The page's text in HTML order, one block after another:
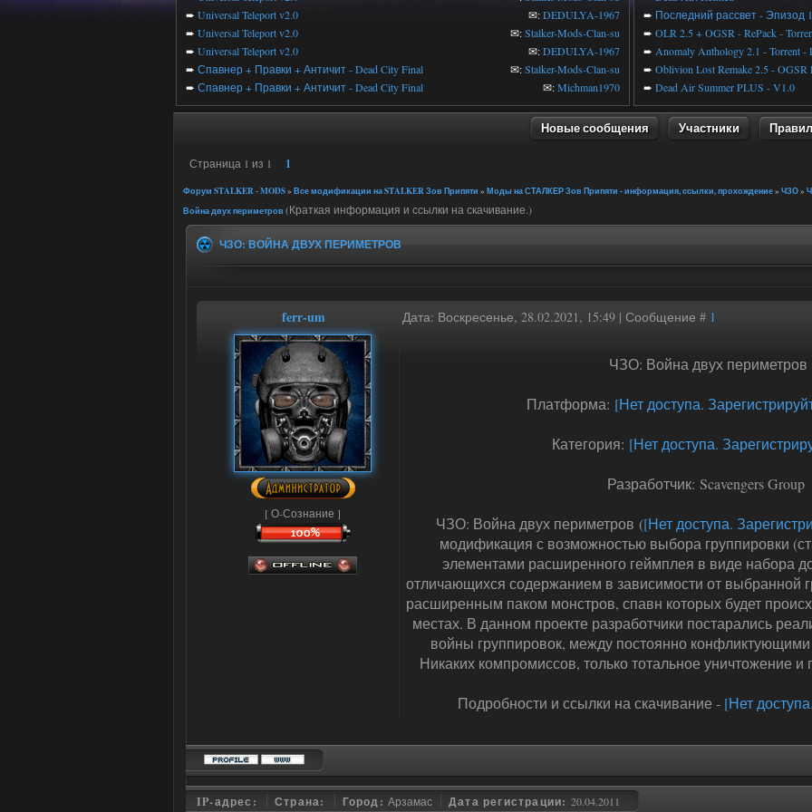
➨ Universal Teleport v2.0 ✉:DEDULYA-1967
➨ Universal Teleport v2.0 ✉:Stalker-Mods-Clan-su
➨ Universal Teleport v2.0 ✉:DEDULYA-1967
➨ Спавнер + Правки + Античит - Dead City Final ✉:Stalker-Mods-Clan-su
➨ Спавнер + Правки + Античит - Dead City Final ✉:Michman1970
➨ Последний рассвет - Эпизод 1
➨ OLR 2.5 + OGSR - RePack -
➨ Anomaly Anthology 2.1 - Torrent -
➨ Oblivion Lost Remake 2.5 - OGSR
➨ Dead Air Summer PLUS - V1.0
Новые сообщения Участники
Страница 1 из 1 1
Форум STALKER - MODS» Все модификации на STALKER Зов Припяти » Моды на СТАЛКЕР Зов Припяти - информация, ссылки, прохождение» ЧЗО»
Война двух периметров(Краткая информация и ссылки на скачивание.)
ЧЗО: ВОЙНА ДВУХ ПЕРИМЕТРОВ
ferr-um Дата: Воскресенье, 28.02.2021, 15:49 | Сообщение # 1
[ О-Сознание ]
ЧЗО: Война двух периметров
Платформа: [Нет доступа.
Категория: [Нет доступа.
Разработчик: Scavengers Group
ЧЗО: Война двух периметров ([Нет доступа.
модификация с возможностью выбора группировки
элементами расширенного геймплея в виде набора
отличающихся содержанием в зависимости от выбранной
расширенным паком монстров, спавн которых будет
местах. В данном проекте разработчики постарались
войны группировок, между постоянно
Никаких компромиссов, только тотальное уничтожение
Подробности и ссылки на скачивание - [Нет
IP-адрес: Страна: Город:Арзамас Дата регистрации: 20.04.2011